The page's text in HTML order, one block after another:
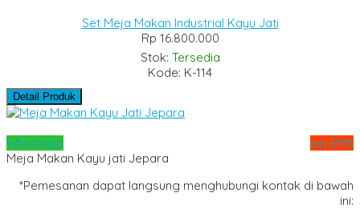
Set Meja Makan Industrial Kayu Jati
Rp 16.800.000
Stok: Tersedia
Kode: K-114
Detail Produk
Whatsapp
via SMS
Meja Makan Kayu jati Jepara
*Pemesanan dapat langsung menghubungi kontak di bawah
ini: